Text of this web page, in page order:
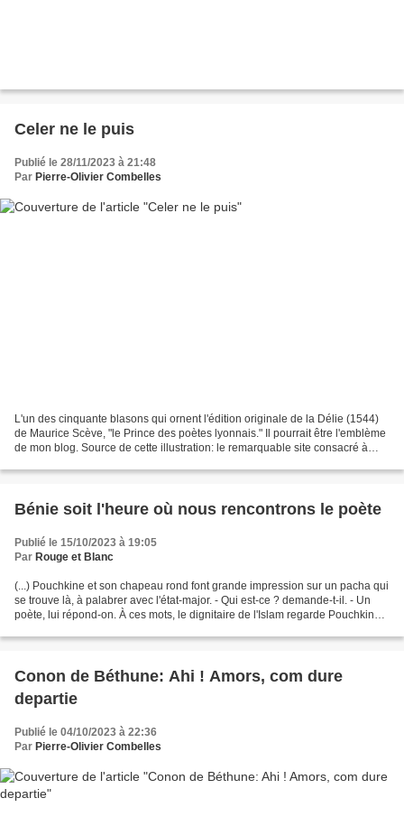
Celer ne le puis
Publié le 28/11/2023 à 21:48
Par Pierre-Olivier Combelles
L'un des cinquante blasons qui ornent l'édition originale de la Délie (1544)
de Maurice Scève, "le Prince des poètes lyonnais." Il pourrait être l'emblème
de mon blog. Source de cette illustration: le remarquable site consacré à
Bénie soit l'heure où nous rencontrons le poète
Publié le 15/10/2023 à 19:05
Par Rouge et Blanc
(...) Pouchkine et son chapeau rond font grande impression sur un pacha qui
se trouve là, à palabrer avec l'état-major. - Qui est-ce ? demande-t-il. - Un
poète, lui répond-on. À ces mots, le dignitaire de l'Islam regarde Pouchkine
Conon de Béthune: Ahi ! Amors, com dure
departie
Publié le 04/10/2023 à 22:36
Par Pierre-Olivier Combelles